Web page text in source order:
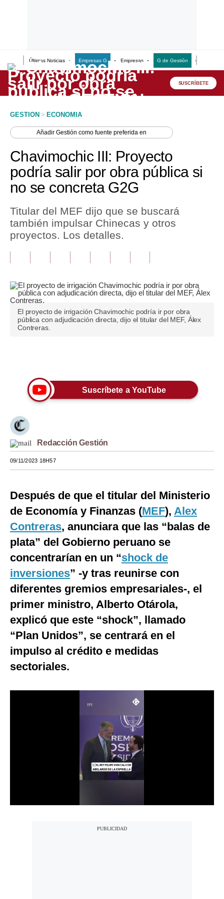
Últimas Noticias Empresas G Empresas G de Gestión
Lo último
Peru Quiosco
Economía
Mercados
Política
Tu Dinero
Finanzas Personales
Inmobiliarias
Plus G
Opinión
Tendencias
Lujo
Viajes
Moda
Mundo
EEUU
México
Internacional
Tecnología
Club del Suscriptor
G de Gestión
SUSCRÍBETE
GESTION > ECONOMIA
AñadirGestión como fuente preferida en
Chavimochic III: Proyecto
podría salir por obra pública si
no se concreta G2G
Titular del MEF dijo que se buscará
también impulsar Chinecas y otros
proyectos. Los detalles.
El proyecto de irrigación Chavimochic podría ir por obra
pública con adjudicación directa, dijo el titular del MEF, Álex
Contreras.
Suscríbete a YouTube
Redacción Gestión
09/11/2023 18H57
Después de que el titular del Ministerio
de Economía y Finanzas (MEF), Alex
Contreras, anunciara que las “balas de
plata” del Gobierno peruano se
concentrarían en un “shock de
inversiones” -y tras reunirse con
diferentes gremios empresariales-, el
primer ministro, Alberto Otárola,
explicó que este “shock”, llamado
“Plan Unidos”, se centrará en el
impulso al crédito e medidas
sectoriales.